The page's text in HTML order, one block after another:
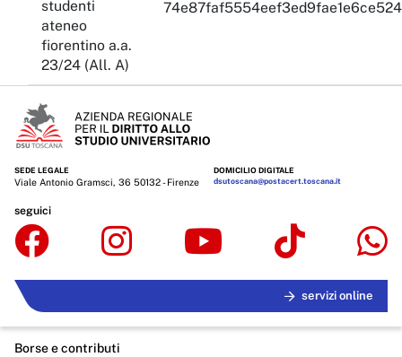
studenti
ateneo
fiorentino a.a.
23/24 (All. A)
SEDE LEGALE
Viale Antonio Gramsci, 36 50132 - Firenze
DOMICILIO DIGITALE
dsutoscana@postacert.toscana.it
seguici
servizi online
Borse e contributi